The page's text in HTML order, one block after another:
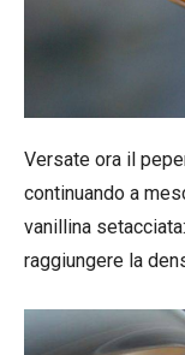
Versate ora il
continuando a
vanillina
raggiungere la